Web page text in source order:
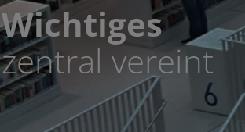
Wichtiges
zentral vereint